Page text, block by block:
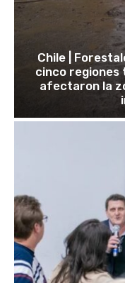
Chile |
cinco regiones
afectaron la